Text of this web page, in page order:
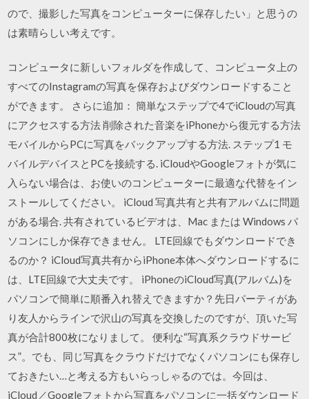
ので、撮影した写真をコンピューターに保存したい」と思うの
は素晴らしい考えです。
コンピュータに新しいフォルダを作成して、コンピュータ上の
すべてのInstagramの写真を保存およびダウンロードすること
ができます。 さらに追加： 簡単なステップで4でiCloudの写真
にアクセスする方法 削除された音楽をiPhoneから復元する方法
モバイルからPCに写真をバックアップする方法. ステップ1 モ
バイルデバイスとPCを接続する. iCloudやGoogleフォトが気に
入らない場合は、お使いのコンピューターに最適な代替をイン
ストールしてください。 iCloud 写真共有と共有アルバムに問題
がある場合. 共有されているビデオは、Mac または Windows パ
ソコンにしか保存できません。 LTE回線でもダウンロードでき
るのか？ iCloud写真共有からiPhone本体へダウンロードするに
は、LTE回線で大丈夫です。 iPhoneのiCloud写真(アルバム)を
パソコンで簡単に順番入れ替えできますか？先日パーティがあ
り友人からラインで沢山の写真を交換したのですが、頂いた写
真が合計800枚になりまして。 便利な“写真系クラウドサービ
ス”。でも、同じ写真をクラウドだけでなくパソコンにも保存し
ておきたい…と考える方もいらっしゃるのでは。今回は、
iCloud／Googleフォトから写真をパソコンに一括ダウンロード